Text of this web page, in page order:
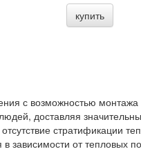
купить
с возможностью монтажа
доставляя
стратификации
зависимости от тепловых